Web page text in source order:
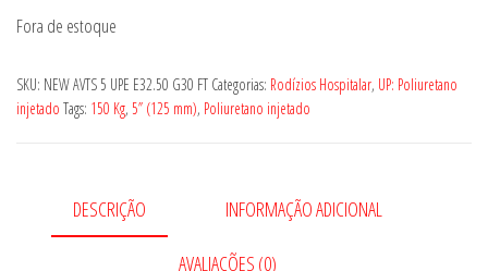
Fora de estoque
SKU: NEW AVTS 5 UPE E32.50 G30 FT Categorias: Rodízios Hospitalar, UP: Poliuretano
injetado Tags: 150 Kg, 5” (125 mm), Poliuretano injetado
DESCRIÇÃO INFORMAÇÃO ADICIONAL
AVALIAÇÕES (0)